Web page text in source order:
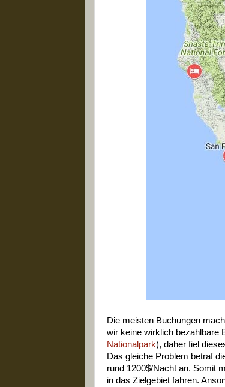
Die meisten Buchungen
wir keine wirklich bezahlbare
Nationalpark), daher fiel
Das gleiche Problem betraf
rund 1200$/Nacht an. Somit
in das Zielgebiet fahren.